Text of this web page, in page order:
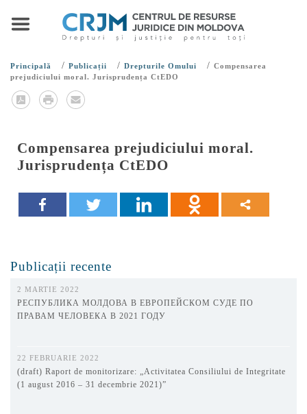
Principală / Publicații / Drepturile Omului / Compensarea
prejudiciului moral. Jurisprudența CtEDO
Compensarea prejudiciului moral.
Jurisprudența CtEDO
Publicații recente
2 MARTIE 2022
РЕСПУБЛИКА МОЛДОВА В ЕВРОПЕЙСКОМ СУДЕ ПО
ПРАВАМ ЧЕЛОВЕКА В 2021 ГОДУ
22 FEBRUARIE 2022
(draft) Raport de monitorizare: „Activitatea Consiliului de Integritate
(1 august 2016 – 31 decembrie 2021)”